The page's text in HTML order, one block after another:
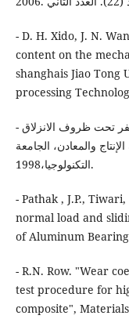
- D. H. Xido, J. N.
content on the
shanghais Jiao
processing
- عبدالله عذيب "دراسة بلى النحاس الأصفر تحت ظروف الانزلاق
والمعادن، الجامعة
التكنولوجيا،1998.
- Pathak , J.P.,
normal load and
of Aluminum
- R.N. Row. "Wear
test procedure for
composite", Materials